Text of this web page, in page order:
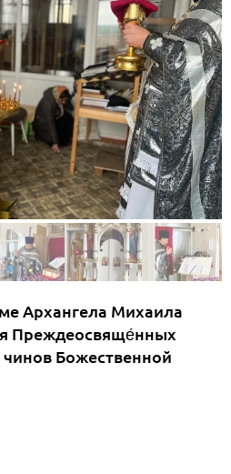
Архангела Михаила
Преждеосвяще́нных
Божественной